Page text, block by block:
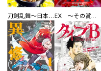
刀剣乱舞～日本号つれづれ酒～ EX ～その賞金稼ぎは、世界の出口を探す～【単行本版】